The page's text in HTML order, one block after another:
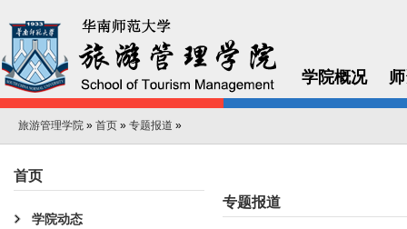
学院概况
旅游管理学院 » 首页 » 专题报道 »
首页
学院动态
专题报道